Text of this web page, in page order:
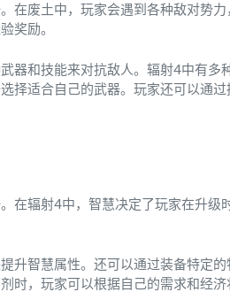
在废土中，玩家会遇到各种敌对势
奖励。
器和技能来对抗敌人。辐射4中有多
择适合自己的武器。玩家还可以通
在辐射4中，智慧决定了玩家在升级
升智慧属性。还可以通过装备特定
时，玩家可以根据自己的需求和经济